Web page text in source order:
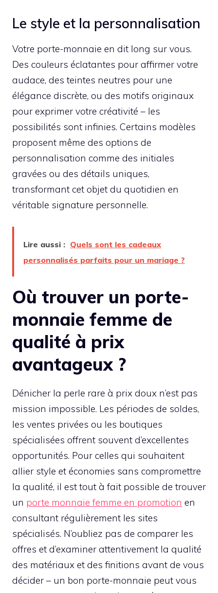
Le style et la personnalisation
Votre porte-monnaie en dit long sur vous.
Des couleurs éclatantes pour affirmer votre
audace, des teintes neutres pour une
élégance discrète, ou des motifs originaux
pour exprimer votre créativité – les
possibilités sont infinies. Certains modèles
proposent même des options de
personnalisation comme des initiales
gravées ou des détails uniques,
transformant cet objet du quotidien en
véritable signature personnelle.
Lire aussi : Quels sont les cadeaux
personnalisés parfaits pour un mariage ?
Où trouver un porte-
monnaie femme de
qualité à prix
avantageux ?
Dénicher la perle rare à prix doux n’est pas
mission impossible. Les périodes de soldes,
les ventes privées ou les boutiques
spécialisées offrent souvent d’excellentes
opportunités. Pour celles qui souhaitent
allier style et économies sans compromettre
la qualité, il est tout à fait possible de trouver
un porte monnaie femme en promotion en
consultant régulièrement les sites
spécialisés. N’oubliez pas de comparer les
offres et d’examiner attentivement la qualité
des matériaux et des finitions avant de vous
décider – un bon porte-monnaie peut vous